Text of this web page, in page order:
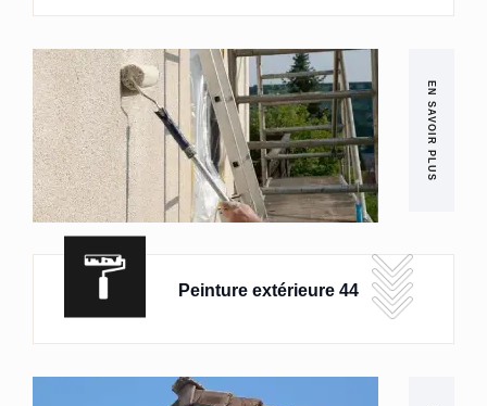
EN SAVOIR PLUS
Peinture extérieure 44